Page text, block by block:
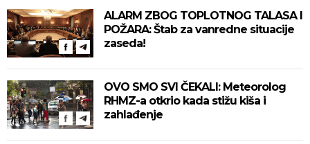
ALARM ZBOG TOPLOTNOG TALASA I
POŽARA: Štab za vanredne situacije
zaseda!
OVO SMO SVI ČEKALI: Meteorolog
RHMZ-a otkrio kada stižu kiša i
zahlađenje